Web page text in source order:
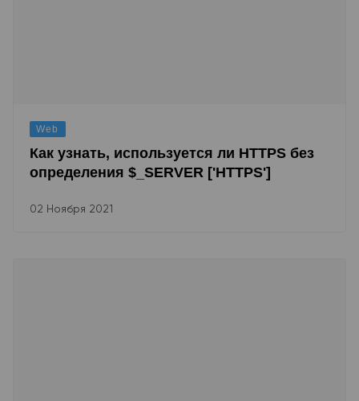
Web
Как узнать, используется ли HTTPS без
определения $_SERVER ['HTTPS']
02 Ноября 2021